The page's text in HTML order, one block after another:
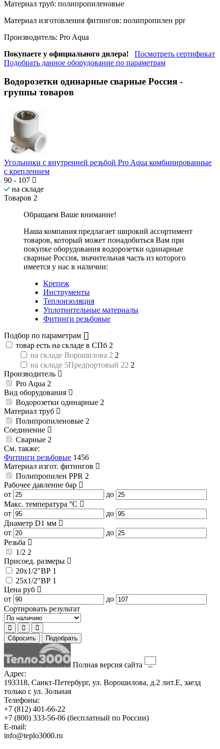
Материал труб: полипропиленовые
Материал изготовления фитингов: полипропилен ppr
Производитель: Pro Aqua
Покупаете у официального дилера!
Посмотреть сертификат
Подобрать данное оборудование по параметрам
Водорозетки одинарные сварные Россия -
группы товаров
Угольники с внутренней резьбой Pro Aqua комбинированные
с креплением
90 - 107
на складе
Товаров 2
Обращаем Ваше внимание!
Наша компания предлагает широкий ассортимент
товаров, который может понадобиться Вам при
покупке оборудования водорозетки одинарные
сварные Россия, значительная часть из которого
имеется у нас в наличии:
Крепеж
Инструменты
Теплоизоляция
Уплотнительные материалы
Фитинги резьбовые
Подбор по параметрам
товар есть на складе в СПб 2
на складе Ворошилова 2 2
на складе 5Предпортовый 22 2
Производитель
Pro Aqua 2
Вид оборудования
Водорозетки одинарные 2
Материал труб
Полипропиленовые 2
Соединение
Сварные 2
См. также:
Фитинги резьбовые 1456
Материал изгот. фитингов
Полипропилен PPR 2
Рабочее давление бар
от
до
Макс. температура °C
от
до
Диаметр D1 мм
от
до
Резьба
1/2 2
Присоед. размеры
20x1/2″ВР 1
25x1/2″ВР 1
Цена руб
от
до
Сортировать результат
Сбросить Подобрать
Полная версия сайта
Адрес:
193318, Санкт-Петербург, ул. Ворошилова, д.2 лит.Е, заезд
только с ул. Зольная
Телефоны:
+7 (812) 401-66-22
+7 (800) 333-56-06 (бесплатный по России)
E-mail:
info@teplo3000.ru